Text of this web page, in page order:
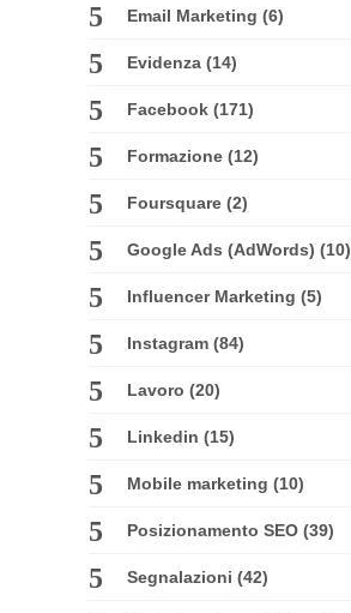
Email Marketing (6)
Evidenza (14)
Facebook (171)
Formazione (12)
Foursquare (2)
Google Ads (AdWords) (10)
Influencer Marketing (5)
Instagram (84)
Lavoro (20)
Linkedin (15)
Mobile marketing (10)
Posizionamento SEO (39)
Segnalazioni (42)